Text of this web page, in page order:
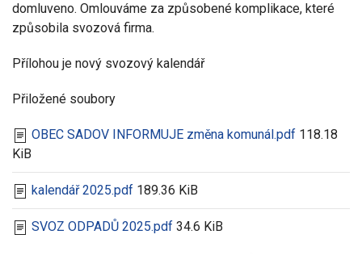
domluveno. Omlouváme za způsobené komplikace, které
způsobila svozová firma.
Přílohou je nový svozový kalendář
Přiložené soubory
OBEC SADOV INFORMUJE změna komunál.pdf 118.18
KiB
kalendář 2025.pdf 189.36 KiB
SVOZ ODPADŮ 2025.pdf 34.6 KiB